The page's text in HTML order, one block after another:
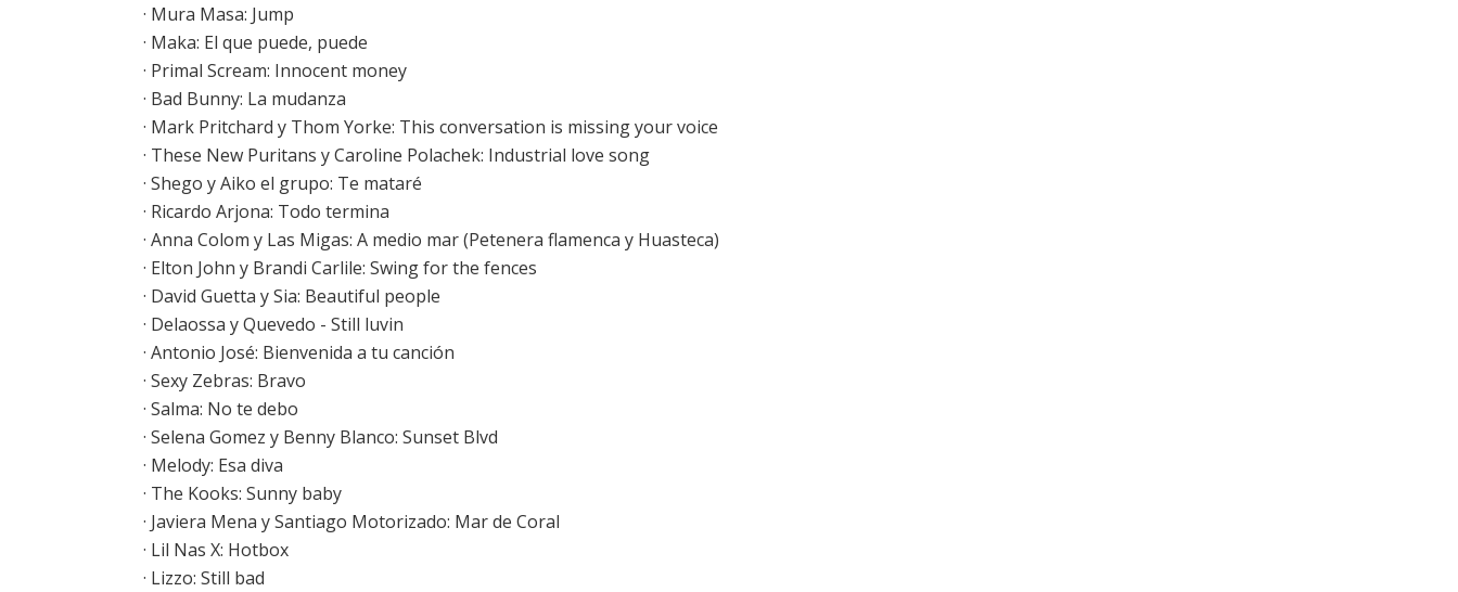
· Mura Masa: Jump
· Maka: El que puede, puede
· Primal Scream: Innocent money
· Bad Bunny: La mudanza
· Mark Pritchard y Thom Yorke: This conversation is missing your voice
· These New Puritans y Caroline Polachek: Industrial love song
· Shego y Aiko el grupo: Te mataré
· Ricardo Arjona: Todo termina
· Anna Colom y Las Migas: A medio mar (Petenera flamenca y Huasteca)
· Elton John y Brandi Carlile: Swing for the fences
· David Guetta y Sia: Beautiful people
· Delaossa y Quevedo - Still luvin
· Antonio José: Bienvenida a tu canción
· Sexy Zebras: Bravo
· Salma: No te debo
· Selena Gomez y Benny Blanco: Sunset Blvd
· Melody: Esa diva
· The Kooks: Sunny baby
· Javiera Mena y Santiago Motorizado: Mar de Coral
· Lil Nas X: Hotbox
· Lizzo: Still bad